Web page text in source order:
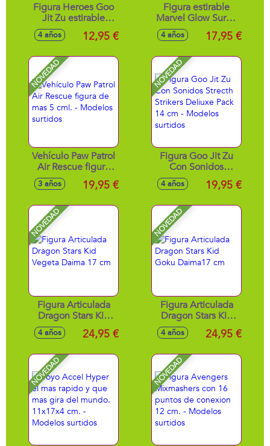
Figura Heroes Goo
Jit Zu estirable
Stretch Strikers 11
cm - Modelos
4 años 12,95 €
Figura estirable
Marvel Glow Surge
Hulk. Brilla en la
oscuridad. 13 CM
4 años 17,95 €
NOVEDAD
Vehículo Paw Patrol
Air Rescue figura
de mas 5 cml. -
Modelos surtidos
3 años 19,95 €
NOVEDAD
Figura Goo Jit Zu
Con Sonidos
Strecth Strikers
Deliuxe Pack 14 cm
4 años 19,95 €
NOVEDAD
Figura Articulada
Dragon Stars Kid
Vegeta Daima 17
4 años 24,95 €
NOVEDAD
Figura Articulada
Dragon Stars Kid
Goku Daima17 cm
4 años 24,95 €
NOVEDAD NOVEDAD